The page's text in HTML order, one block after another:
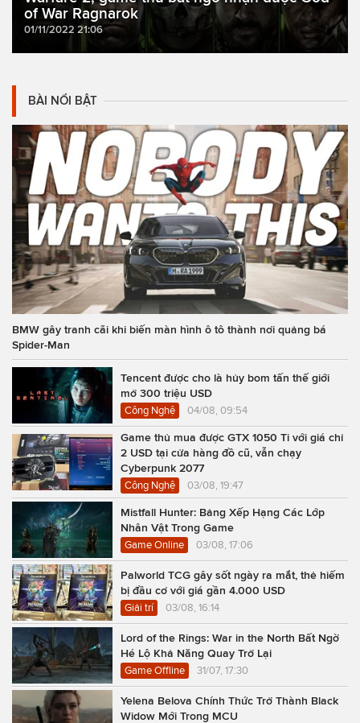
of War Ragnarok
01/11/2022 21:06
BÀI NỔI BẬT
BMW gây tranh cãi khi biến màn hình ô tô thành nơi quảng bá
Spider-Man
Tencent được cho là hủy bom tấn thế giới
mở 300 triệu USD
Công Nghệ 04/08, 09:54
Game thủ mua được GTX 1050 Ti với giá chỉ
2 USD tại cửa hàng đồ cũ, vẫn chạy
Cyberpunk 2077
Công Nghệ 03/08, 19:47
Mistfall Hunter: Bảng Xếp Hạng Các Lớp
Nhân Vật Trong Game
Game Online 03/08, 17:06
Palworld TCG gây sốt ngày ra mắt, thẻ hiếm
bị đầu cơ với giá gần 4.000 USD
Giải trí 03/08, 16:14
Lord of the Rings: War in the North Bất Ngờ
Hé Lộ Khả Năng Quay Trở Lại
Game Offline 31/07, 17:30
Yelena Belova Chính Thức Trở Thành Black
Widow Mới Trong MCU